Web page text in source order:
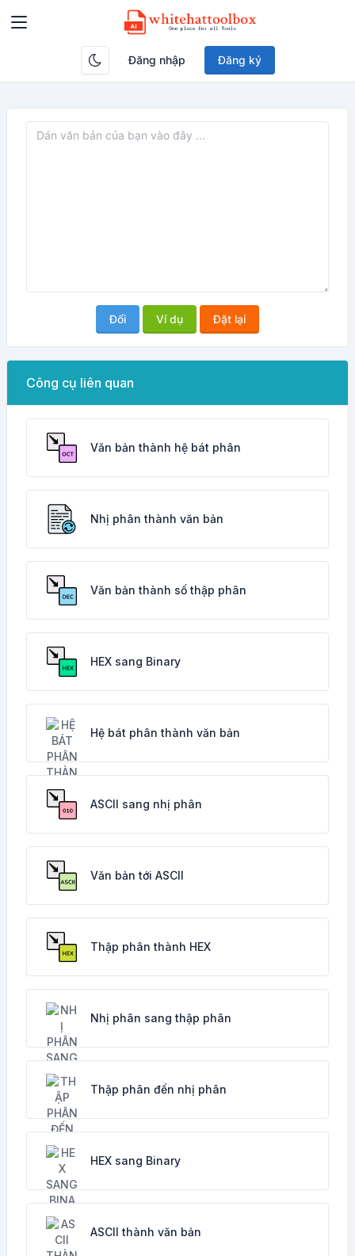
Đăng nhập Đăng ký
Đổi Ví dụ Đặt lại
Công cụ liên quan
Văn bản thành hệ bát phân
Nhị phân thành văn bản
Văn bản thành số thập phân
HEX sang Binary
Hệ bát phân thành văn bản
ASCII sang nhị phân
Văn bản tới ASCII
Thập phân thành HEX
Nhị phân sang thập phân
Thập phân đến nhị phân
HEX sang Binary
ASCII thành văn bản